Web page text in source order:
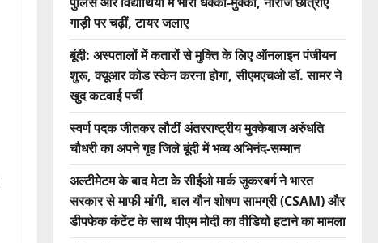
गाड़ी पर चढ़ीं, टायर जलाए
बूंदी: अस्पतालों में कतारों से मुक्ति के लिए ऑनलाइन पंजीयन
शुरू, क्यूआर कोड स्केन करना होगा, सीएमएचओ डॉ. सामर ने
खुद कटवाई पर्ची
स्वर्ण पदक जीतकर लौटीं अंतरराष्ट्रीय मुक्केबाज अरुंधति
चौधरी का अपने गृह जिले बूंदी में भव्य अभिनंद-सम्मान
अल्टीमेटम के बाद मेटा के सीईओ मार्क जुकरबर्ग ने भारत
सरकार से माफी मांगी, बाल यौन शोषण सामग्री (CSAM) और
डीपफेक कंटेंट के साथ पीएम मोदी का वीडियो हटाने का मामला